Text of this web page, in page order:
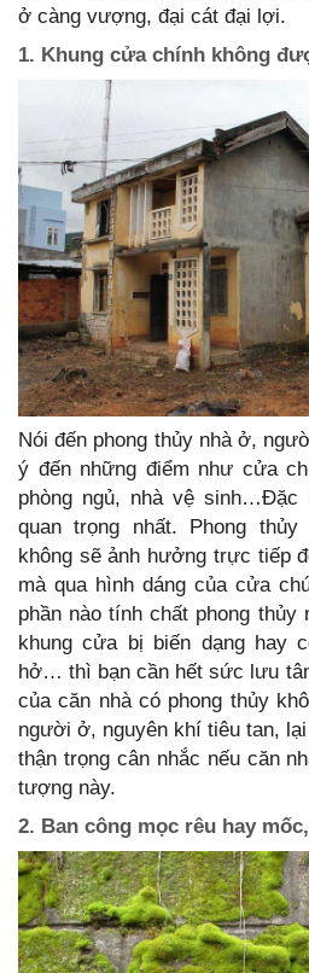
ở càng vượng, đại cát đại lợi.
1. Khung cửa chính không
Nói đến phong thủy nhà ở,
ý đến những điểm như cửa
phòng ngủ, nhà vệ
quan trọng nhất. Phong
không sẽ ảnh hưởng trực tiếp
mà qua hình dáng của cửa
phần nào tính chất phong thủy
khung cửa bị biến dạng hay
hở… thì bạn cần hết sức lưu
của căn nhà có phong thủy
người ở, nguyên khí tiêu tan,
thận trọng cân nhắc nếu căn
tượng này.
2. Ban công mọc rêu hay